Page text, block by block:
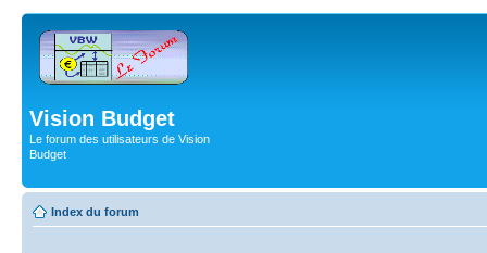
Vision Budget
Le forum des utilisateurs de Vision
Budget
Index du forum